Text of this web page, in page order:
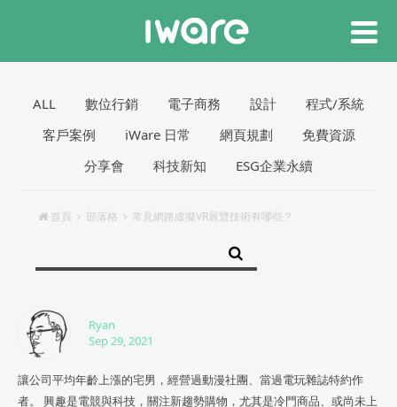
ALL 數位行銷 電子商務 設計
程式/系統
客戶案例
iWare 日常 網頁規劃
免費資源
分享會
科技新知 ESG企業永續
首頁 部落格 常見網路虛擬VR展覽技術有哪些？
Ryan
Sep 29, 2021
讓公司平均年齡上漲的宅男，經營過動漫社團、當過電玩雜誌特約作
者。 興趣是電競與科技，關注新趨勢購物，尤其是冷門商品、或尚未上